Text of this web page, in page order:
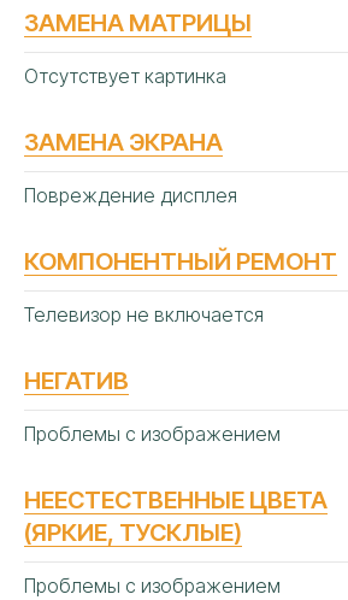
ЗАМЕНА МАТРИЦЫ
Отсутствует картинка
ЗАМЕНА ЭКРАНА
Повреждение дисплея
КОМПОНЕНТНЫЙ РЕМОНТ
Телевизор не включается
НЕГАТИВ
Проблемы с изображением
НЕЕСТЕСТВЕННЫЕ ЦВЕТА
(ЯРКИЕ, ТУСКЛЫЕ)
Проблемы с изображением
Следование строгим
регламентам мировых
АВТОРИЗОВАННЫЙ
СЕРВИСНЫЙ
В КРАСНОДАРЕ